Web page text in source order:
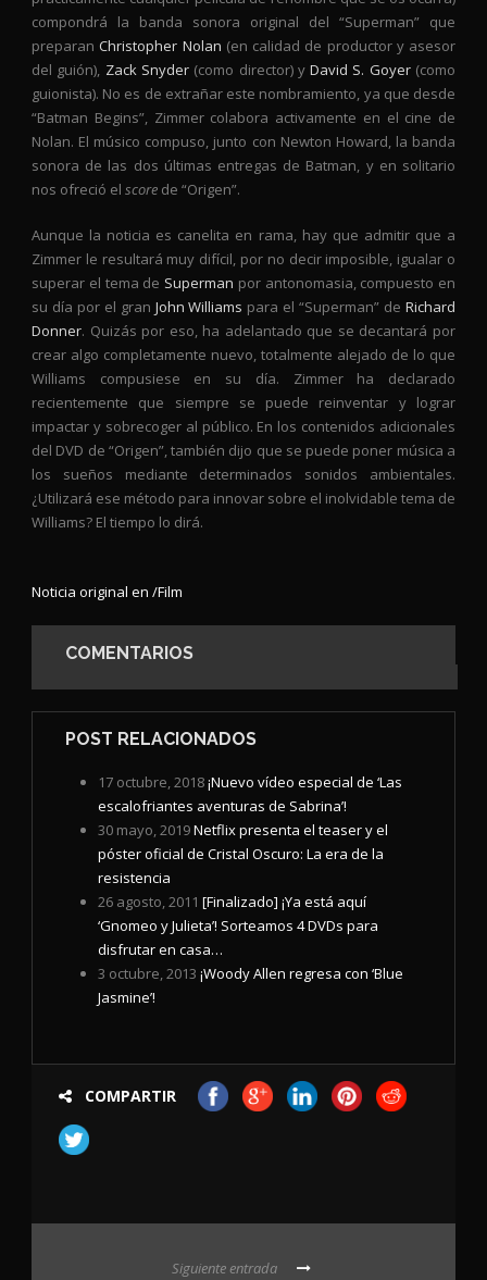
compondrá la banda sonora original del “Superman” que
preparanChristopher Nolan (en calidad de productor y asesor
del guión), Zack Snyder(como director) yDavid S. Goyer(como
guionista). No es de extrañar este nombramiento, ya que desde
“Batman Begins”, Zimmer colabora activamente en el cine de
Nolan. El músico compuso, junto con Newton Howard, la banda
sonora de las dos últimas entregas de Batman, y en solitario
nos ofreció el score de “Origen”.
Aunque la noticia es canelita en rama, hay que admitir que a
Zimmer le resultará muy difícil, por no decir imposible, igualar o
superar el tema de Superman por antonomasia, compuesto en
su día por el gran John Williams para el “Superman” deRichard
Donner. Quizás por eso, ha adelantado que se decantará por
crear algo completamente nuevo, totalmente alejado de lo que
Williams compusiese en su día. Zimmer ha declarado
recientemente que siempre se puede reinventar y lograr
impactar y sobrecoger al público. En los contenidos adicionales
del DVD de “Origen”, también dijo que se puede poner música a
los sueños mediante determinados sonidos ambientales.
¿Utilizará ese método para innovar sobre el inolvidable tema de
Williams? El tiempo lo dirá.
Noticia original en /Film
COMENTARIOS
POST RELACIONADOS
17 octubre, 2018¡Nuevo vídeo especial de ‘Las
escalofriantes aventuras de Sabrina’!
30 mayo, 2019Netflix presenta el teaser y el
póster oficial de Cristal Oscuro: La era de la
resistencia
26 agosto, 2011 [Finalizado] ¡Ya está aquí
‘Gnomeo y Julieta’! Sorteamos 4 DVDs para
disfrutar en casa…
3 octubre, 2013 ¡Woody Allen regresa con ‘Blue
Jasmine’!
COMPARTIR
Siguiente entrada